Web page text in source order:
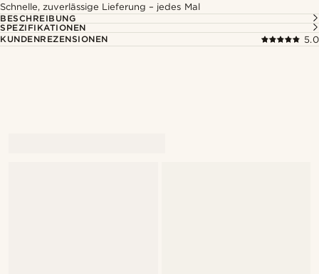
Schnelle, zuverlässige Lieferung – jedes Mal
BESCHREIBUNG
SPEZIFIKATIONEN
KUNDENREZENSIONEN
5.0